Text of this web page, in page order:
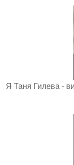
Я Таня Гилева -